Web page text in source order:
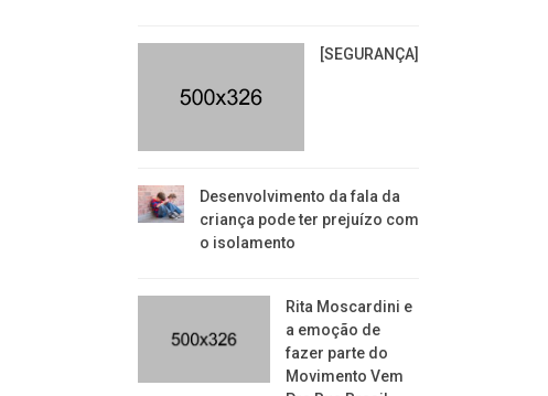
[SEGURANÇA]
Desenvolvimento da fala da
criança pode ter prejuízo com
o isolamento
Rita Moscardini e
a emoção de
fazer parte do
Movimento Vem